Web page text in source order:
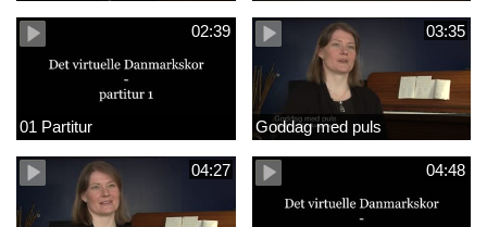
02:39
01 Partitur
03:35
Goddag med puls
04:27 04:48